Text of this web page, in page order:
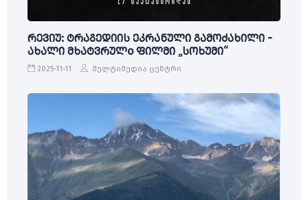
რევიუ: ტრაგედიის ეკრანული გამოძახილი -
ახალი მხატვრულo ფილმი „სოხუმი“
2025-11-11 მულტიმედია ცენტრი